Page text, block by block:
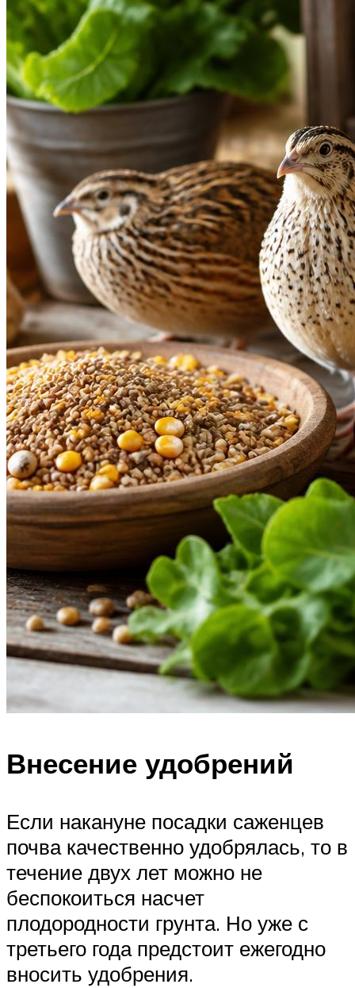
Внесение удобрений
Если накануне посадки саженцев
почва качественно удобрялась, то в
течение двух лет можно не
беспокоиться насчет
плодородности грунта. Но уже с
третьего года предстоит ежегодно
вносить удобрения.